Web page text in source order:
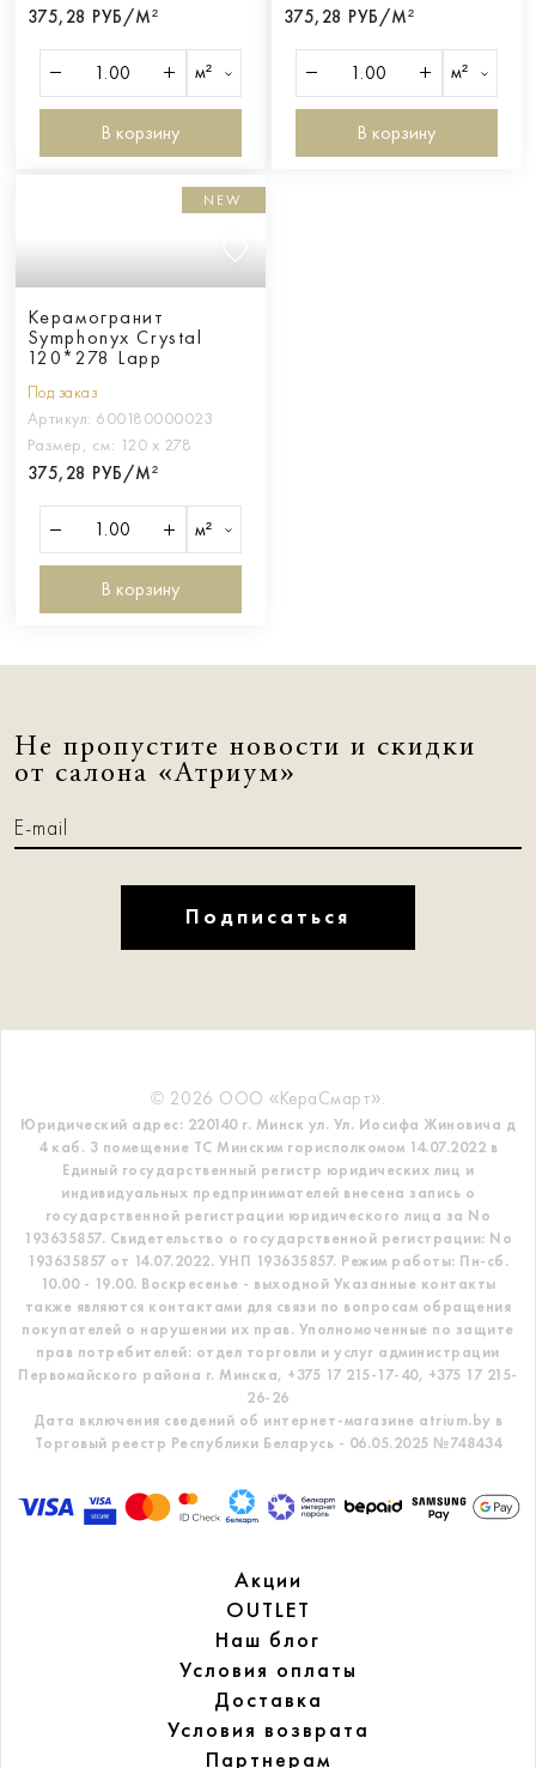
375,28 РУБ/М²
м²
В корзину
375,28 РУБ/М²
м²
В корзину
NEW
Керамогранит
Symphonyx Crystal
120*278 Lapp
Под заказ
Артикул: 600180000023
Размер, см: 120 х 278
375,28 РУБ/М²
м²
В корзину
Не пропустите новости и скидки
от салона «Атриум»
Подписаться
© 2026 ООО «КераСмарт».
Юридический адрес: 220140 г. Минск ул. Ул. Иосифа Жиновича д
4 каб. 3 помещение ТС Минским горисполкомом 14.07.2022 в
Единый государственный регистр юридических лиц и
индивидуальных предпринимателей внесена запись о
государственной регистрации юридического лица за No
193635857. Свидетельство о государственной регистрации: No
193635857 от 14.07.2022. УНП 193635857. Режим работы: Пн-сб.
10.00 - 19.00. Воскресенье - выходной Указанные контакты
также являются контактами для связи по вопросам обращения
покупателей о нарушении их прав. Уполномоченные по защите
прав потребителей: отдел торговли и услуг администрации
Первомайского района г. Минска, +375 17 215-17-40, +375 17 215-
26-26
Дата включения сведений об интернет-магазине atrium.by в
Торговый реестр Республики Беларусь - 06.05.2025 №748434
Акции
OUTLET
Наш блог
Условия оплаты
Доставка
Условия возврата
Партнерам